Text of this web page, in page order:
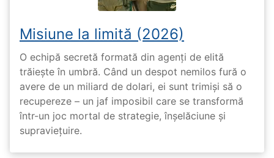
Misiune la limită (2026)
O echipă secretă formată din agenți de elită
trăiește în umbră. Când un despot nemilos fură o
avere de un miliard de dolari, ei sunt trimiși să o
recupereze – un jaf imposibil care se transformă
într-un joc mortal de strategie, înșelăciune și
supraviețuire.